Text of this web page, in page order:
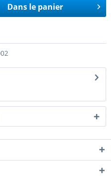
Dans le panier